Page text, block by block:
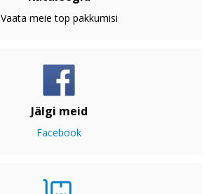
Vaata meie top pakkumisi
Jälgi meid
Facebook